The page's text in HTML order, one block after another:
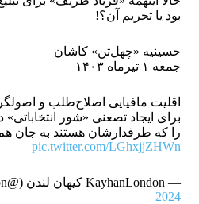
بود یا تحریم آن؟!
حسینیه «چهل‌تن» کاشان
جمعه ۱ تیرماه ۱۴۰۳
اقلیت مافیایی اصلاح‌طلب و
برای ایجاد تصعنی «شور انتخاباتی»
را که طرفدارشان هستند به جان هم
pic.twitter.com/LGhxjjZHWn
— KayhanLondon کیهان لندن (@KayhanLondon)
2024